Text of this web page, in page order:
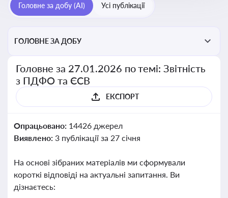
Головне за добу (AI) Усі публікації
ГОЛОВНЕ ЗА ДОБУ
Головне за 27.01.2026 по темі: Звітність
з ПДФО та ЄСВ
ЕКСПОРТ
Опрацьовано: 14426 джерел
Виявлено: 3 публікації за 27 січня
На основі зібраних матеріалів ми сформували
короткі відповіді на актуальні запитання. Ви
дізнаєтесь: